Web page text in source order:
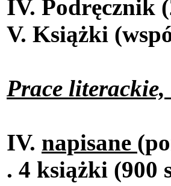
IV. Podręcznik
V. Książki
Prace
IV. napisane
. 4 książki (900